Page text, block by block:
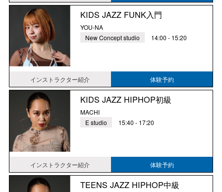
KIDS JAZZ FUNK入門
YOU-NA
New Concept studio
14:00 - 15:20
インストラクター紹介 体験予約
KIDS JAZZ HIPHOP初級
MACHI
E studio
15:40 - 17:20
インストラクター紹介 体験予約
TEENS JAZZ HIPHOP中級